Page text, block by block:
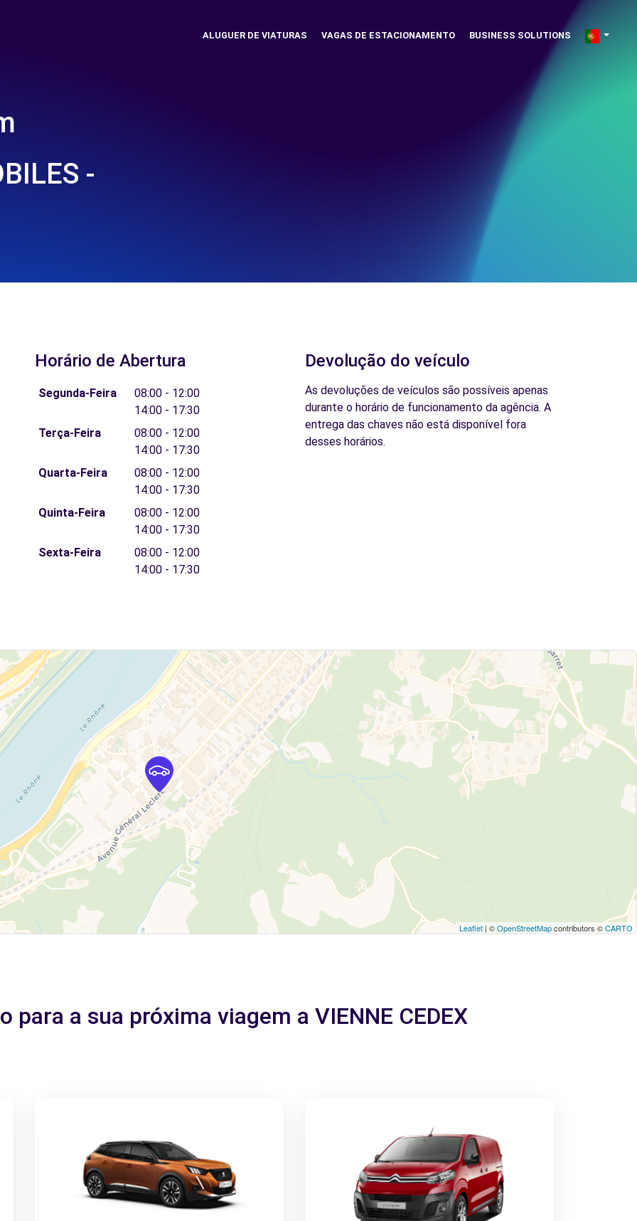
ALUGUER DE VIATURAS VAGAS DE ESTACIONAMENTO BUSINESS SOLUTIONS
-
Horário de Abertura
Segunda-Feira
08:00 - 12:00
14:00 - 17:30
Terça-Feira
08:00 - 12:00
14:00 - 17:30
Quarta-Feira
08:00 - 12:00
14:00 - 17:30
Quinta-Feira
08:00 - 12:00
14:00 - 17:30
Sexta-Feira
08:00 - 12:00
14:00 - 17:30
Devolução do veículo
As devoluções de veículos são possíveis apenas
durante o horário de funcionamento da agência. A
entrega das chaves não está disponível fora
desses horários.
Leaflet | ©OpenStreetMapcontributors ©CARTO
para a sua próxima viagem a VIENNE CEDEX